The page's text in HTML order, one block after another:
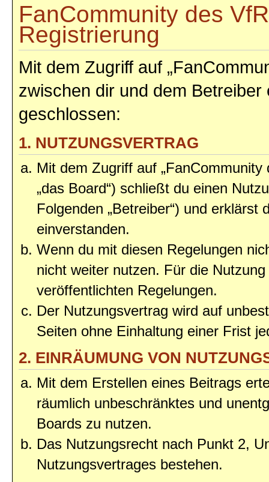
FanCommunity des
Registrierung
Mit dem Zugriff auf
zwischen dir und dem
geschlossen:
1. NUTZUNGSVERTRAG
Mit dem Zugriff auf
„das Board“) schließt du einen
Folgenden „Betreiber“) und
einverstanden.
Wenn du mit diesen Regelungen
nicht weiter nutzen. Für die
veröffentlichten Regelungen.
Der Nutzungsvertrag wird auf
Seiten ohne Einhaltung einer Frist
2. EINRÄUMUNG VON
Mit dem Erstellen eines Beitrags
räumlich unbeschränktes und
Boards zu nutzen.
Das Nutzungsrecht nach Punkt 2,
Nutzungsvertrages bestehen.